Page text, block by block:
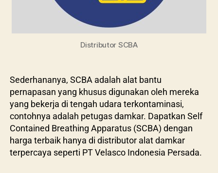
Distributor SCBA
Sederhananya, SCBA adalah alat bantu
pernapasan yang khusus digunakan oleh mereka
yang bekerja di tengah udara terkontaminasi,
contohnya adalah petugas damkar. Dapatkan Self
Contained Breathing Apparatus (SCBA) dengan
harga terbaik hanya di distributor alat damkar
terpercaya seperti PT Velasco Indonesia Persada.